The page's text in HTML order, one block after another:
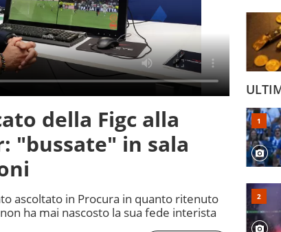
della Figc alla
"bussate" in sala
ascoltato in Procura in quanto ritenuto
ha mai nascosto la sua fede interista